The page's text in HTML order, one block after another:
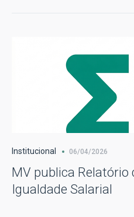
Institucional 06/04/2026
MV publica Relatório
Igualdade Salarial